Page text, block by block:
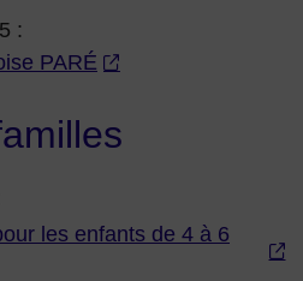
:
PARÉ
les enfants de 4 à 6